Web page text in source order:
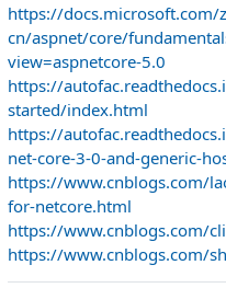
https://docs.microsoft.com/
cn/aspnet/core/
view=aspnetcore-5.0
https://
started/index.html
https://
net-core-3-0-and-generic-
https://www.cnblogs.com/
for-netcore.html
https://www.cnblogs.com/
https://www.cnblogs.com/